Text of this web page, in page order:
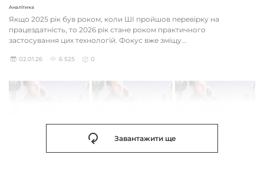
Аналітика
Якщо 2025 рік був роком, коли ШІ пройшов перевірку на
працездатність, то 2026 рік стане роком практичного
застосування цих технологій. Фокус вже зміщу...
02.01.26 6 525 0
Завантажити ще